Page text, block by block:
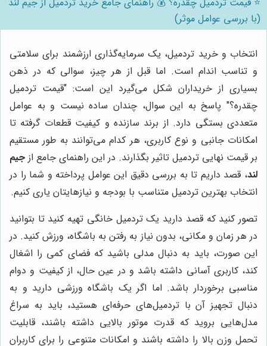
(با بررسی عوامل موثر)
انتخاب و خرید تردمیل، یک سرمایه‌گذاری ارزشمند برای سلامتی
و تناسب اندام است. اما قبل از هر چیز، سوالی که در ذهن
بسیاری از خریداران شکل می‌گیرد این است: "قیمت تردمیل
چقدره؟" پاسخ به این سوال، چندان ساده نیست و به عوامل
متعددی بستگی دارد. از برند سازنده و کیفیت قطعات گرفته تا
امکانات جانبی و نوع کاربری، هر کدام می‌توانند به طور مستقیم
بر قیمت نهایی تردمیل تاثیر بگذارند. در این راهنمای جامع از جیم
لند، قصد داریم تا به بررسی دقیق این عوامل پرداخته و شما را در
انتخاب بهترین تردمیل متناسب با بودجه و نیازهایتان یاری کنیم.
تصور کنید که قصد دارید یک تردمیل خانگی تهیه کنید تا بتوانید
در هر زمان و مکانی، بدون نیاز به رفتن به باشگاه، ورزش کنید. در
این صورت، باید به دنبال مدلی باشید که فضای کمی را اشغال
کند، کاربری آسانی داشته باشد و در عین حال، از کیفیت و دوام
مناسبی برخوردار باشد. اما اگر یک باشگاه ورزشی دارید و به
دنبال تجهیز آن با تردمیل‌های حرفه‌ای هستید، باید به سراغ
مدل‌هایی بروید که قدرت موتور بالایی داشته باشند، قابلیت
تحمل وزن بالا را داشته باشند و امکانات متنوعی را برای کاربران